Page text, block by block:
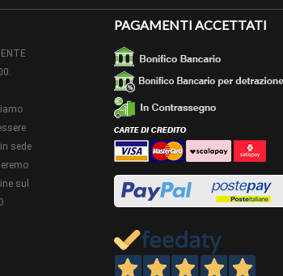
sede
sul
PAGAMENTI ACCETTATI